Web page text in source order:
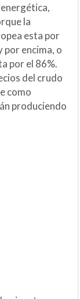
la
esta por
por encima, o
por el 86%.
del crudo
como
produciendo